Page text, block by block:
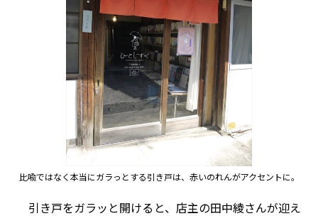
比喩ではなく本当にガラっとする引き戸は、赤いのれんがアクセントに。
引き戸をガラッと開けると、店主の田中綾さんが迎え